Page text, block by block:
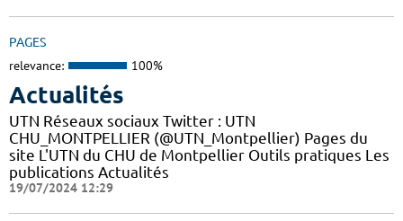
PAGES
relevance: 100%
Actualités
UTN Réseaux sociaux Twitter : UTN
CHU_MONTPELLIER (@UTN_Montpellier) Pages du
site L'UTN du CHU de Montpellier Outils pratiques Les
publications Actualités
19/07/2024 12:29